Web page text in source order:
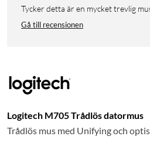
Tycker detta är en mycket trevlig
Gå till recensionen
Logitech M705 Trådlös datormus
Trådlös mus med Unifying och